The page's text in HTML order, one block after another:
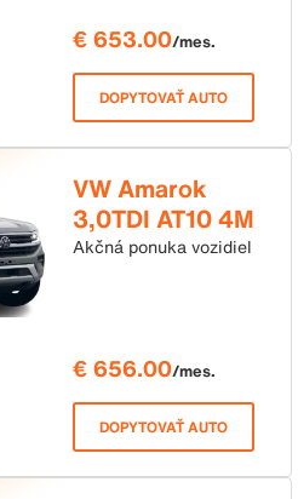
€ 653.00/mes.
DOPYTOVAŤ AUTO
VW Amarok
3,0TDI AT10 4M
Style Xperience
Akčná ponuka vozidiel
€ 656.00/mes.
DOPYTOVAŤ AUTO